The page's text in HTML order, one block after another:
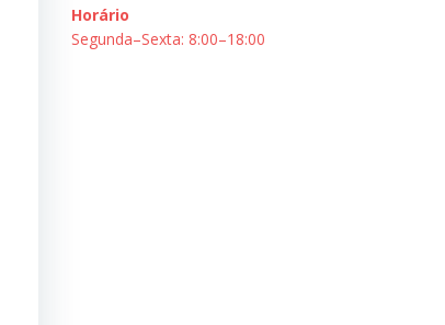
Horário
Segunda–Sexta: 8:00–18:00